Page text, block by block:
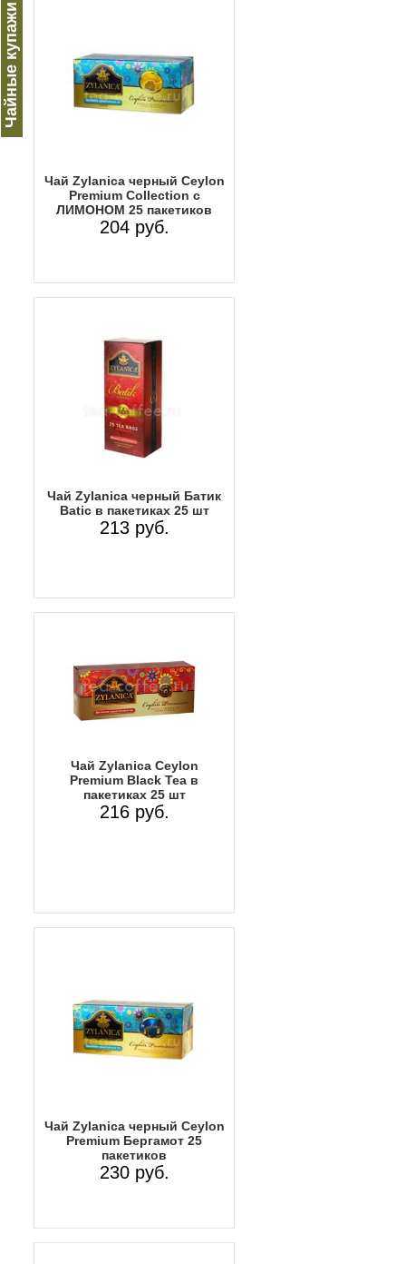
Чайные купажи
Чай Zylanica черный Ceylon
Premium Collection с
ЛИМОНОМ 25 пакетиков
204 руб.
Чай Zylanica черный Батик
Batic в пакетиках 25 шт
213 руб.
Чай Zylanica Ceylon
Premium Black Tea в
пакетиках 25 шт
216 руб.
Чай Zylanica черный Ceylon
Premium Бергамот 25
пакетиков
230 руб.